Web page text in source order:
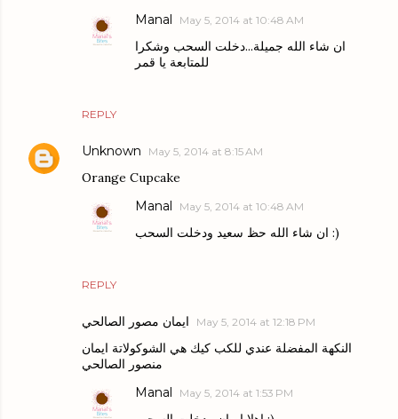
REPLY
Manal May 5, 2014 at 10:48 AM
ان شاء الله جميلة...دخلت السحب وشكرا
للمتابعة يا قمر
Unknown May 5, 2014 at 8:15 AM
Orange Cupcake
REPLY
Manal May 5, 2014 at 10:48 AM
ان شاء الله حظ سعيد ودخلت السحب :)
ايمان مصور الصالحي May 5, 2014 at 12:18 PM
النكهة المفضلة عندي للكب كيك هي الشوكولاتة ايمان
منصور الصالحي
Manal May 5, 2014 at 1:53 PM